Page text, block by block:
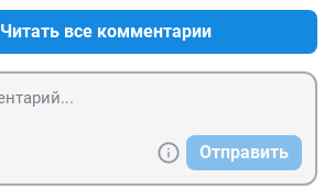
Читать все комментарии
Отправить